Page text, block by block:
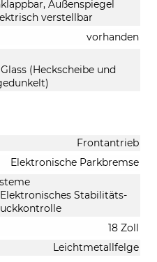
Außenspiegel
verstellbar
vorhanden
(Heckscheibe und
Frontantrieb
Elektronische Parkbremse
Stabilitäts-
18 Zoll
Leichtmetallfelge